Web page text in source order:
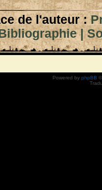
de l'auteur :
|
Powered by phpBB